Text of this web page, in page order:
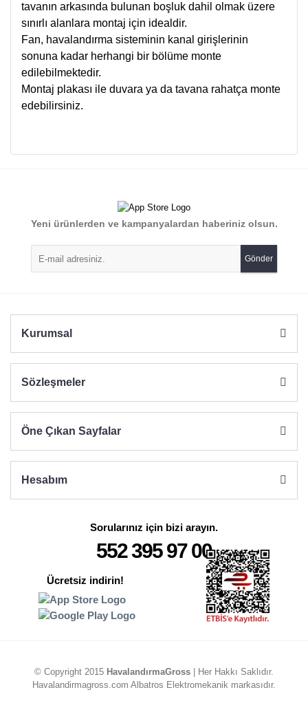
tavanın arkasında bulunan boşluk dahil olmak üzere
sınırlı alanlara montaj için idealdir.
Fan, havalandırma sisteminin kanal girişlerinin
sonuna kadar herhangi bir bölüme monte
edilebilmektedir.
Montaj plakası ile duvara ya da tavana rahatça monte
edebilirsiniz.
Yorum Yaz
Ürün resmi kalitesiz, bozuk veya görüntülenemiyor.
Ürün açıklamasında eksik bilgiler bulunuyor.
Ürün bilgilerinde hatalar bulunuyor.
Yeni ürünlerden ve kampanyalardan haberiniz olsun.
Gönder
Kurumsal
Sözleşmeler
Öne Çıkan Sayfalar
Hesabım
Sorularınız için bizi arayın.
552 395 97 00
Ücretsiz indirin!
© Copyright 2015 HavalandırmaGross | Her Hakkı Saklıdır.
Havalandirmagross.com Albatros Elektromekanik markasıdır.